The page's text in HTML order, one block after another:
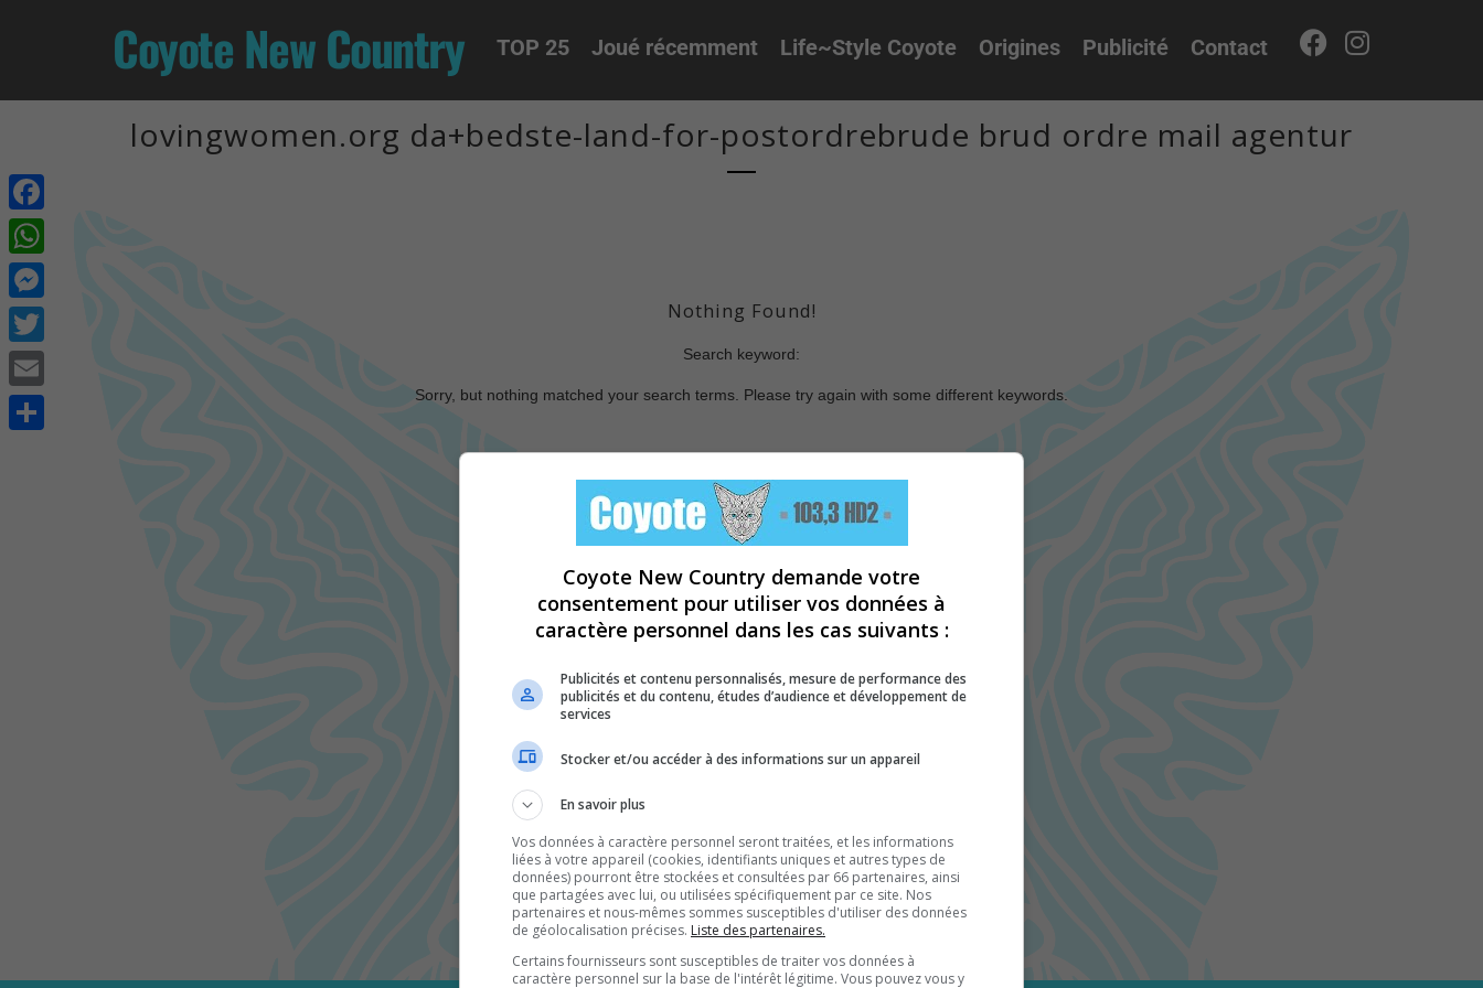
Coyote New Country TOP 25 Joué récemment Life~Style Coyote Origines Publicité Contact
lovingwomen.org da+bedste-land-for-postordrebrude brud ordre mail agentur
Nothing Found!
Search keyword:
Sorry, but nothing matched your search terms. Please try again with some different keywords.
Facebook
WhatsApp
Messenger
Twitter
Email
Coyote New Country demande votre
consentement pour utiliser vos données à
caractère personnel dans les cas suivants :
Publicités et contenu personnalisés, mesure de performance des
publicités et du contenu, études d’audience et développement de
services
Stocker et/ou accéder à des informations sur un appareil
En savoir plus
Vos données à caractère personnel seront traitées, et les informations
liées à votre appareil (cookies, identifiants uniques et autres types de
données) pourront être stockées et consultées par 66 partenaires, ainsi
que partagées avec lui, ou utilisées spécifiquement par ce site. Nos
partenaires et nous-mêmes sommes susceptibles d'utiliser des données
de géolocalisation précises. Liste des partenaires.
Certains fournisseurs sont susceptibles de traiter vos données à
caractère personnel sur la base de l'intérêt légitime. Vous pouvez vous y